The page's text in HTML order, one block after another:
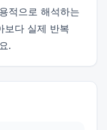
적으로 해석하는
보다 실제 반복
.